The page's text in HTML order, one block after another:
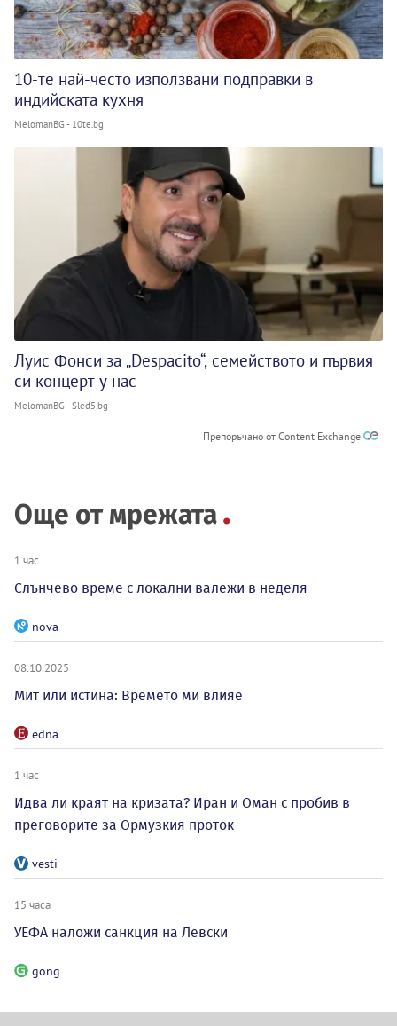
10-те най-често използвани подправки в
индийската кухня
MelomanBG - 10te.bg
Луис Фонси за „Despacito“, семейството и първия
си концерт у нас
MelomanBG - Sled5.bg
Препоръчано от Content Exchange
Още от мрежата
1 час
Слънчево време с локални валежи в неделя
nova
08.10.2025
Мит или истина: Времето ми влияе
edna
1 час
Идва ли краят на кризата? Иран и Оман с пробив в
преговорите за Ормузкия проток
vesti
15 часа
УЕФА наложи санкция на Левски
gong